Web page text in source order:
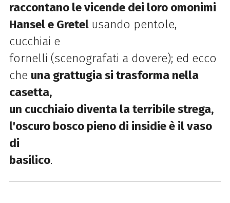
raccontano le vicende dei loro omonimi
Hansel e Gretel usando pentole,
cucchiai e
fornelli (scenografati a dovere); ed ecco
che una grattugia si trasforma nella
casetta,
un cucchiaio diventa la terribile strega,
l'oscuro bosco pieno di insidie è il vaso
di
basilico.